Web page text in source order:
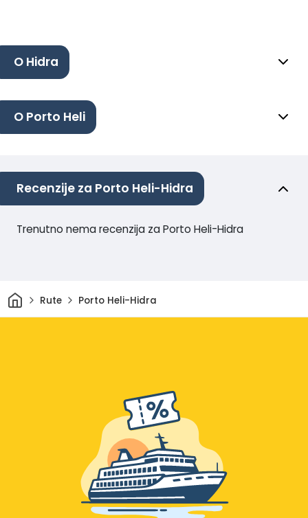
O Hidra
O Porto Heli
Recenzije za Porto Heli-Hidra
Trenutno nema recenzija za Porto Heli-Hidra
DomRute Porto Heli-Hidra